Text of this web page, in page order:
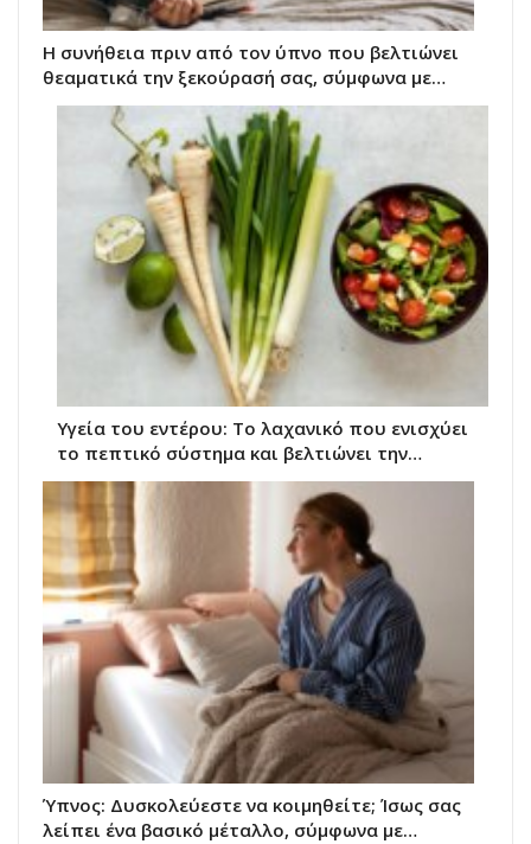
Η συνήθεια πριν από τον ύπνο που βελτιώνει
θεαματικά την ξεκούρασή σας, σύμφωνα με…
Υγεία του εντέρου: Το λαχανικό που ενισχύει
το πεπτικό σύστημα και βελτιώνει την…
Ύπνος: Δυσκολεύεστε να κοιμηθείτε; Ίσως σας
λείπει ένα βασικό μέταλλο, σύμφωνα με…